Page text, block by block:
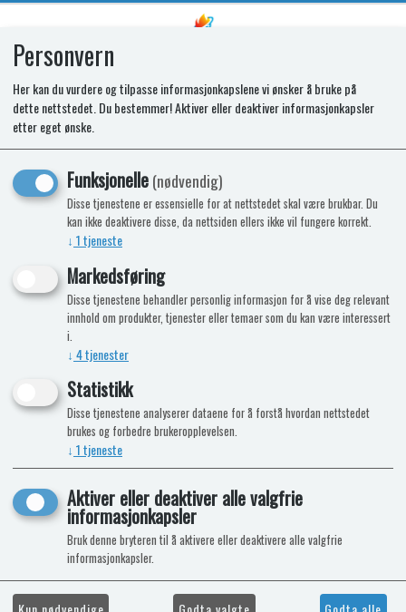
Frontdeksel sort manøverpanel
3010/3020/3030
Frontdeksel sort til manøverpanel Alde
3010 og 3020
Personvern
Her kan du vurdere og tilpasse informasjonkapslene vi ønsker å bruke på
dette nettstedet. Du bestemmer! Aktiver eller deaktiver informasjonkapsler
etter eget ønske.
Funksjonelle(nødvendig)
Disse tjenestene er essensielle for at nettstedet skal være brukbar. Du
kan ikke deaktivere disse, da nettsiden ellers ikke vil fungere korrekt.
↓ 1tjeneste
Markedsføring
Disse tjenestene behandler personlig informasjon for å vise deg relevant
innhold om produkter, tjenester eller temaer som du kan være interessert
i.
↓ 4tjenester
Statistikk
Disse tjenestene analyserer dataene for å forstå hvordan nettstedet
brukes og forbedre brukeropplevelsen.
↓ 1tjeneste
Aktiver eller deaktiver alle valgfrie
informasjonkapsler
Bruk denne bryteren til å aktivere eller deaktivere alle valgfrie
informasjonkapsler.